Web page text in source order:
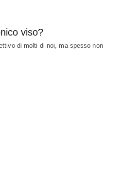
viso?
di molti di noi, ma spesso non